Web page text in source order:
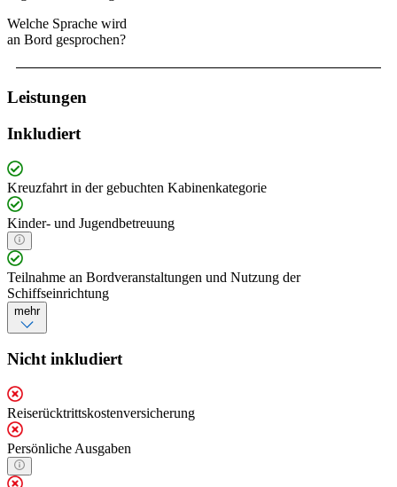
Welche Sprache wird
an Bord gesprochen?
Leistungen
Inkludiert
Kreuzfahrt in der gebuchten Kabinenkategorie
Kinder- und Jugendbetreuung
Teilnahme an Bordveranstaltungen und Nutzung der
Schiffseinrichtung
mehr
Nicht inkludiert
Reiserücktrittskostenversicherung
Persönliche Ausgaben